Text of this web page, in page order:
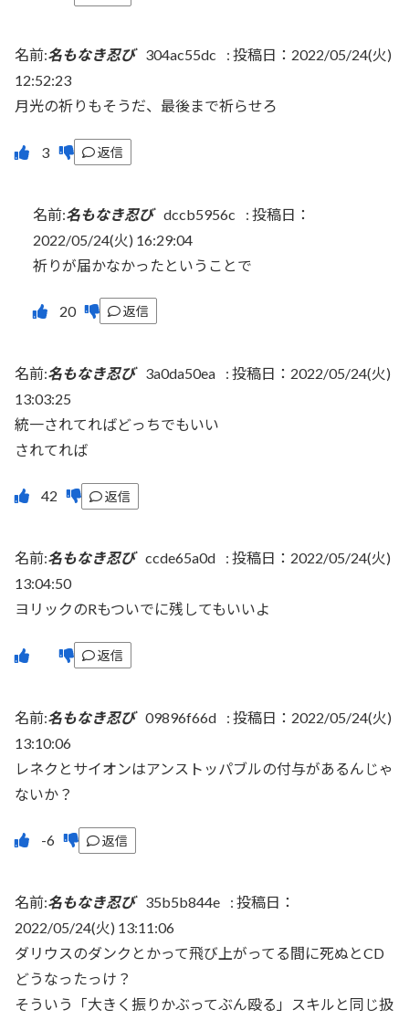
名前:名もなき忍び 304ac55dc : 投稿日：2022/05/24(火)
12:52:23
月光の祈りもそうだ、最後まで祈らせろ
返信
名前:名もなき忍び dccb5956c : 投稿日：
2022/05/24(火) 16:29:04
祈りが届かなかったということで
返信
名前:名もなき忍び 3a0da50ea : 投稿日：2022/05/24(火)
13:03:25
統一されてればどっちでもいい
されてれば
返信
名前:名もなき忍び ccde65a0d : 投稿日：2022/05/24(火)
13:04:50
ヨリックのRもついでに残してもいいよ
返信
名前:名もなき忍び 09896f66d : 投稿日：2022/05/24(火)
13:10:06
レネクとサイオンはアンストッパブルの付与があるんじゃ
ないか？
返信
名前:名もなき忍び 35b5b844e : 投稿日：
2022/05/24(火) 13:11:06
ダリウスのダンクとかって飛び上がってる間に死ぬとCD
どうなったっけ？
そういう「大きく振りかぶってぶん殴る」スキルと同じ扱